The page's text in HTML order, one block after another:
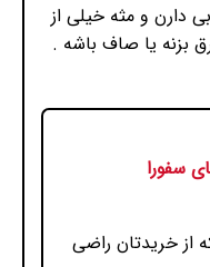
دارن و مثه خیلی از
بزنه یا صاف باشه .
سفورا
از خریدتان راضی